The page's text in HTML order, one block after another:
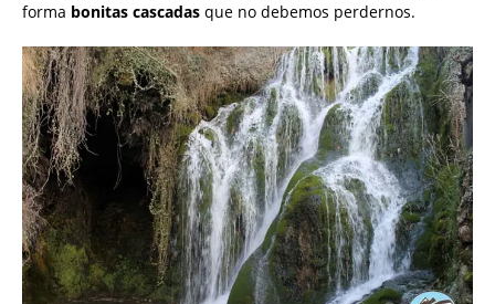
forma bonitas cascadas que no debemos perdernos.